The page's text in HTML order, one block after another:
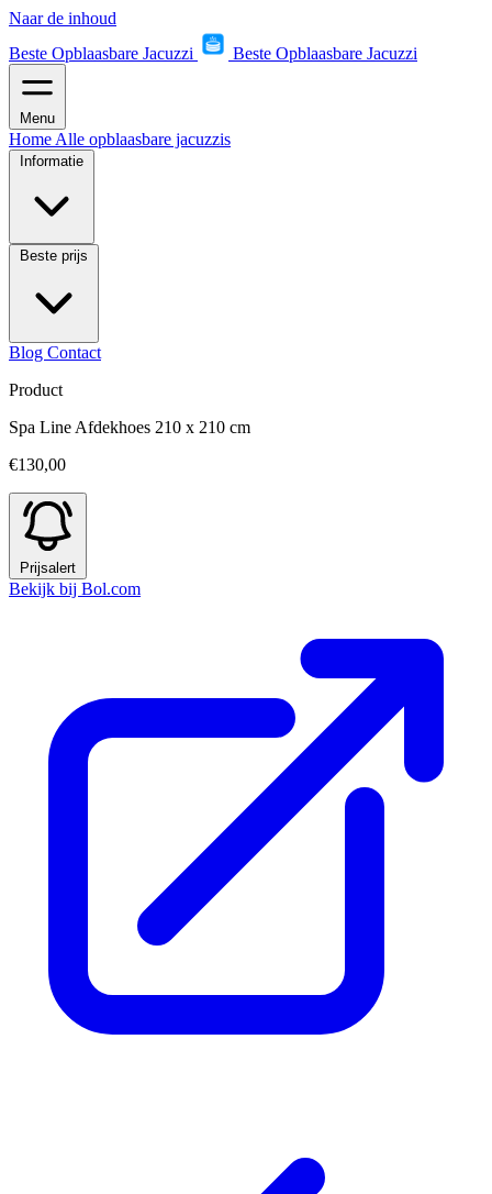
Naar de inhoud
Beste Opblaasbare Jacuzzi
Beste Opblaasbare Jacuzzi
Menu
Home Alle opblaasbare jacuzzis
Informatie
Beste prijs
Blog Contact
Product
Spa Line Afdekhoes 210 x 210 cm
€130,00
Prijsalert
Bekijk bij Bol.com